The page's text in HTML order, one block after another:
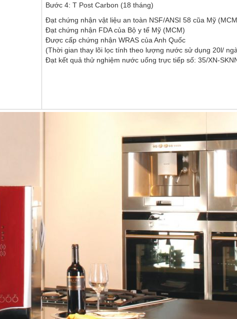
Bước 4: T Post Carbon (18 tháng)
Đạt chứng nhận vật liệu an toàn NSF/ANSI 58 cũa Mỹ
Đạt chứng nhận FDA của Bộ y tế Mỹ (MCM)
Được cấp chứng nhận WRAS của Anh Quốc
(Thời gian thay lõi lọc tính theo lượng nước sử dụng 20l/
Đạt kết quả thử nghiệm nước uống trực tiếp số: 35/XN-